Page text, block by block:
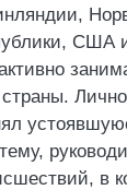
США
в